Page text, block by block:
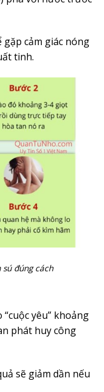
cảm giác nóng
tinh.
đúng cách
yêu” khoảng
phát huy công
sẽ giảm dần nếu